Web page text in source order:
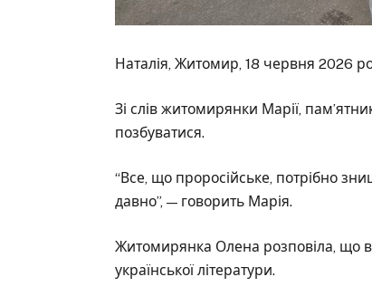
Наталія, Житомир, 18 червня 2026
Зі слів житомирянки Марії,
позбуватися.
“Все, що проросійське, потрібно
давно”, — говорить Марія.
Житомирянка Олена розповіла, що
української літератури.